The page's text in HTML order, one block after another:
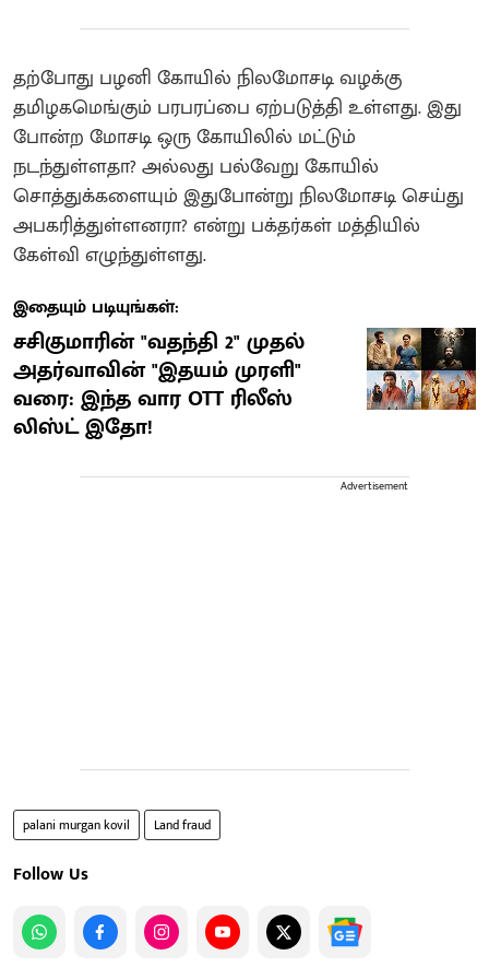
தற்போது பழனி கோயில் நிலமோசடி வழக்கு
தமிழகமெங்கும் பரபரப்பை ஏற்படுத்தி உள்ளது. இது
போன்ற மோசடி ஒரு கோயிலில் மட்டும்
நடந்துள்ளதா? அல்லது பல்வேறு கோயில்
சொத்துக்களையும் இதுபோன்று நிலமோசடி செய்து
அபகரித்துள்ளனரா? என்று பக்தர்கள் மத்தியில்
கேள்வி எழுந்துள்ளது.
இதையும் படியுங்கள்:
சசிகுமாரின் "வதந்தி 2" முதல்
அதர்வாவின் "இதயம் முரளி"
வரை: இந்த வார OTT ரிலீஸ்
லிஸ்ட் இதோ!
Advertisement
palani murgan kovil Land fraud
Follow Us